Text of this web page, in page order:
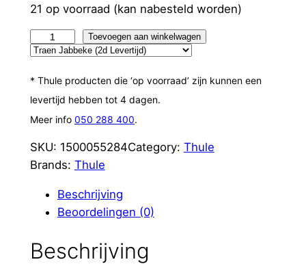
21 op voorraad (kan nabesteld worden)
i
k
r
m
3
a
Toevoegen aan winkelwagen
* Thule producten die ‘op voorraad’ zijn kunnen een
levertijd hebben tot 4 dagen.
Meer info 050 288 400.
SKU: 1500055284Category: Thule
Brands: Thule
Beschrijving
Beoordelingen (0)
Beschrijving